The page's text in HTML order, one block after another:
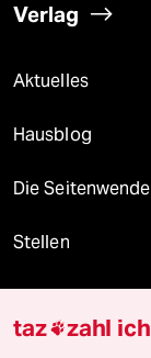
Verlag
Aktuelles
Hausblog
Die Seitenwende
Stellen
Presse
taz zahl ich